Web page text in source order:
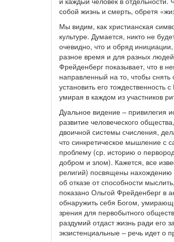
собой жизнь и смерть, обретя
Мы видим, как христианская
культуре. Думается, никто не
очевидно, что и обряд
разное время и для разных
Фрейденберг показывает, что в
направленный на то, чтобы
установить его
умирая в каждом из участников
Дуальное видение – привилегия
развитие человеческого
двоичной системы счисления,
что синкретическое мышление с
проблему (ср. историю о
добром и злом). Кажется, все
религий) посвящены нахождению
об отказе от способности
показано Ольгой Фрейденберг в
обнаружить себя Богом,
зрения для первобытного
раздумий отдаст жизнь ради его
экзистенциальные – речь идет о